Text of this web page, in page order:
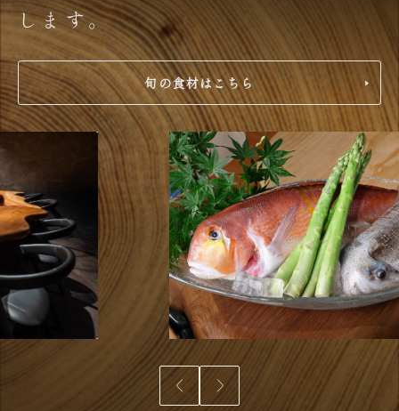
します。
旬の食材はこちら